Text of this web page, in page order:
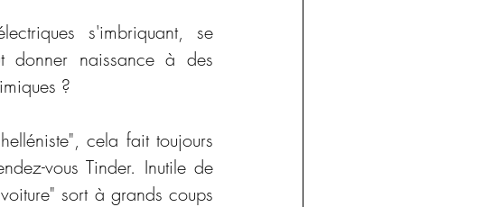
s'imbriquant, se
donner naissance à des
?
cela fait toujours
vous Tinder. Inutile de
sort à grands coups